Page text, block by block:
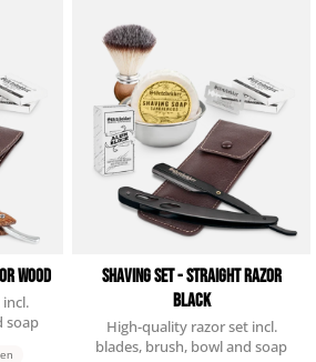
- Sets
- Sets
Wood
soap
Shaving Set - Straight Razor
Black
High-quality razor set incl.
blades, brush, bowl and soap